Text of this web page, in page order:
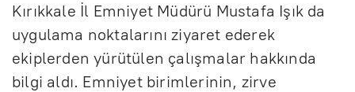
Kırıkkale İl Emniyet Müdürü Mustafa Işık da
uygulama noktalarını ziyaret ederek
ekiplerden yürütülen çalışmalar hakkında
bilgi aldı. Emniyet birimlerinin, zirve